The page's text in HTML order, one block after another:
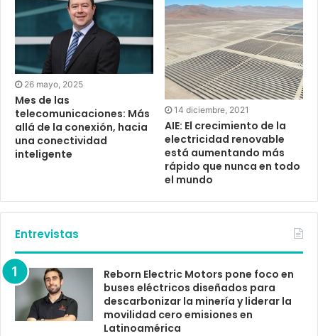
26 mayo, 2025
Mes de las
telecomunicaciones: Más
allá de la conexión, hacia
una conectividad
inteligente
14 diciembre, 2021
AIE: El crecimiento de la
electricidad renovable
está aumentando más
rápido que nunca en todo
el mundo
Entrevistas
Reborn Electric Motors pone foco en
buses eléctricos diseñados para
descarbonizar la minería y liderar la
movilidad cero emisiones en
Latinoamérica